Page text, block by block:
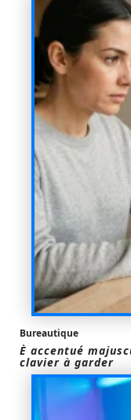
Bureautique
È accentué
clavier à garder